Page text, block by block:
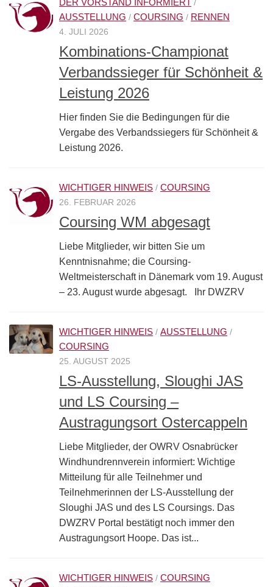
/
AUSSTELLUNG / COURSING / RENNEN
4. JULI 2026
Kombinations-Championat
Verbandssieger für Schönheit &
Leistung 2026
Hier finden Sie die Bedingungen für die
Vergabe des Verbandssiegers für Schönheit &
Leistung 2026.
WICHTIGER HINWEIS / COURSING
26. FEBRUAR 2026
Coursing WM abgesagt
Liebe Mitglieder, wir bitten Sie um
Kenntnisnahme; die Coursing-
Weltmeisterschaft in Dänemark vom 19. August
– 23. August wurde abgesagt. Ihr DWZRV
WICHTIGER HINWEIS / AUSSTELLUNG /
COURSING
25. AUGUST 2025
LS-Ausstellung, Sloughi JAS
und LS Coursing –
Austragungsort Ostercappeln
Liebe Mitglieder, der OWRV Osnabrücker
Windhundrennverein informiert: Wichtige
Mitteilung für alle Teilnehmer und
Teilnehmerinnen der LS-Ausstellung der
Sloughi JAS und des LS Coursings. Das
DWZRV Portal bestätigt noch immer den
Austragungsort Hoope. Das ist...
WICHTIGER HINWEIS / COURSING